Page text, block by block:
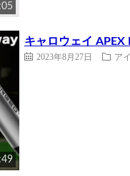
キャロウェイ
2023年8月27日 ア